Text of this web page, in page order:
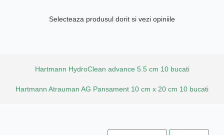
Selecteaza produsul dorit si vezi opiniile
Hartmann HydroClean advance 5.5 cm 10 bucati
Hartmann Atrauman AG Pansament 10 cm x 20 cm 10 bucati